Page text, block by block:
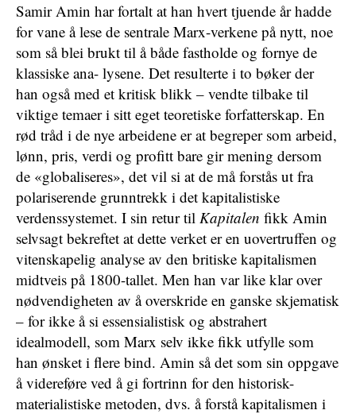
Samir Amin har fortalt at han hvert tjuende år hadde
for vane å lese de sentrale Marx-verkene på nytt, noe
som så blei brukt til å både fastholde og fornye de
klassiske ana- lysene. Det resulterte i to bøker der
han også med et kritisk blikk – vendte tilbake til
viktige temaer i sitt eget teoretiske forfatterskap. En
rød tråd i de nye arbeidene er at begreper som arbeid,
lønn, pris, verdi og profitt bare gir mening dersom
de «globaliseres», det vil si at de må forstås ut fra
polariserende grunntrekk i det kapitalistiske
verdenssystemet. I sin retur til Kapitalen fikk Amin
selvsagt bekreftet at dette verket er en uovertruffen og
vitenskapelig analyse av den britiske kapitalismen
midtveis på 1800-tallet. Men han var like klar over
nødvendigheten av å overskride en ganske skjematisk
– for ikke å si essensialistisk og abstrahert
idealmodell, som Marx selv ikke fikk utfylle som
han ønsket i flere bind. Amin så det som sin oppgave
å videreføre ved å gi fortrinn for den historisk-
materialistiske metoden, dvs. å forstå kapitalismen i